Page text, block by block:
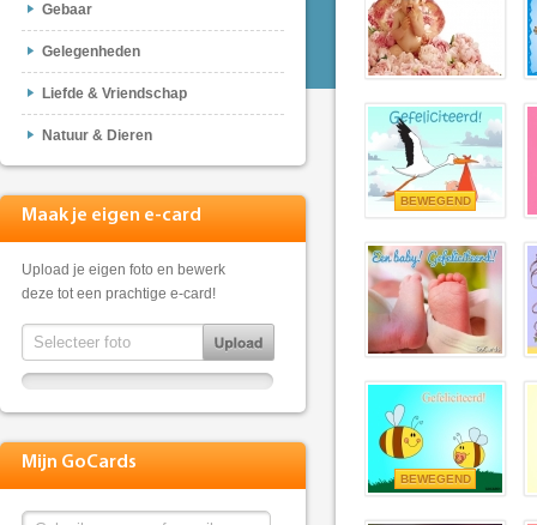
Gebaar
Gelegenheden
Liefde & Vriendschap
Natuur & Dieren
Maak je eigen e-card
Upload je eigen foto en bewerk
deze tot een prachtige e-card!
Mijn GoCards
BEWEGEND
BEWEGEND